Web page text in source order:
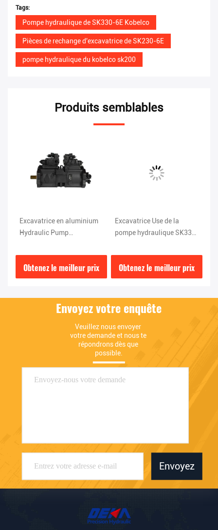
Tags:
Pompe hydraulique de SK330-6E Kobelco
Pièces de rechange d'excavatrice de SK230-6E
pompe hydraulique du kobelco sk200
Produits semblables
Excavatrice en aluminium
Hydraulic Pump
6 Seat Kobelco
Obtenez le meilleur prix
Excavatrice Use de la
pompe hydraulique SK330-
Kobelco
Obtenez le meilleur prix
Envoyez votre enquête
Veuillez nous envoyer
votre demande et nous te
répondrons dès que
possible.
Envoyez